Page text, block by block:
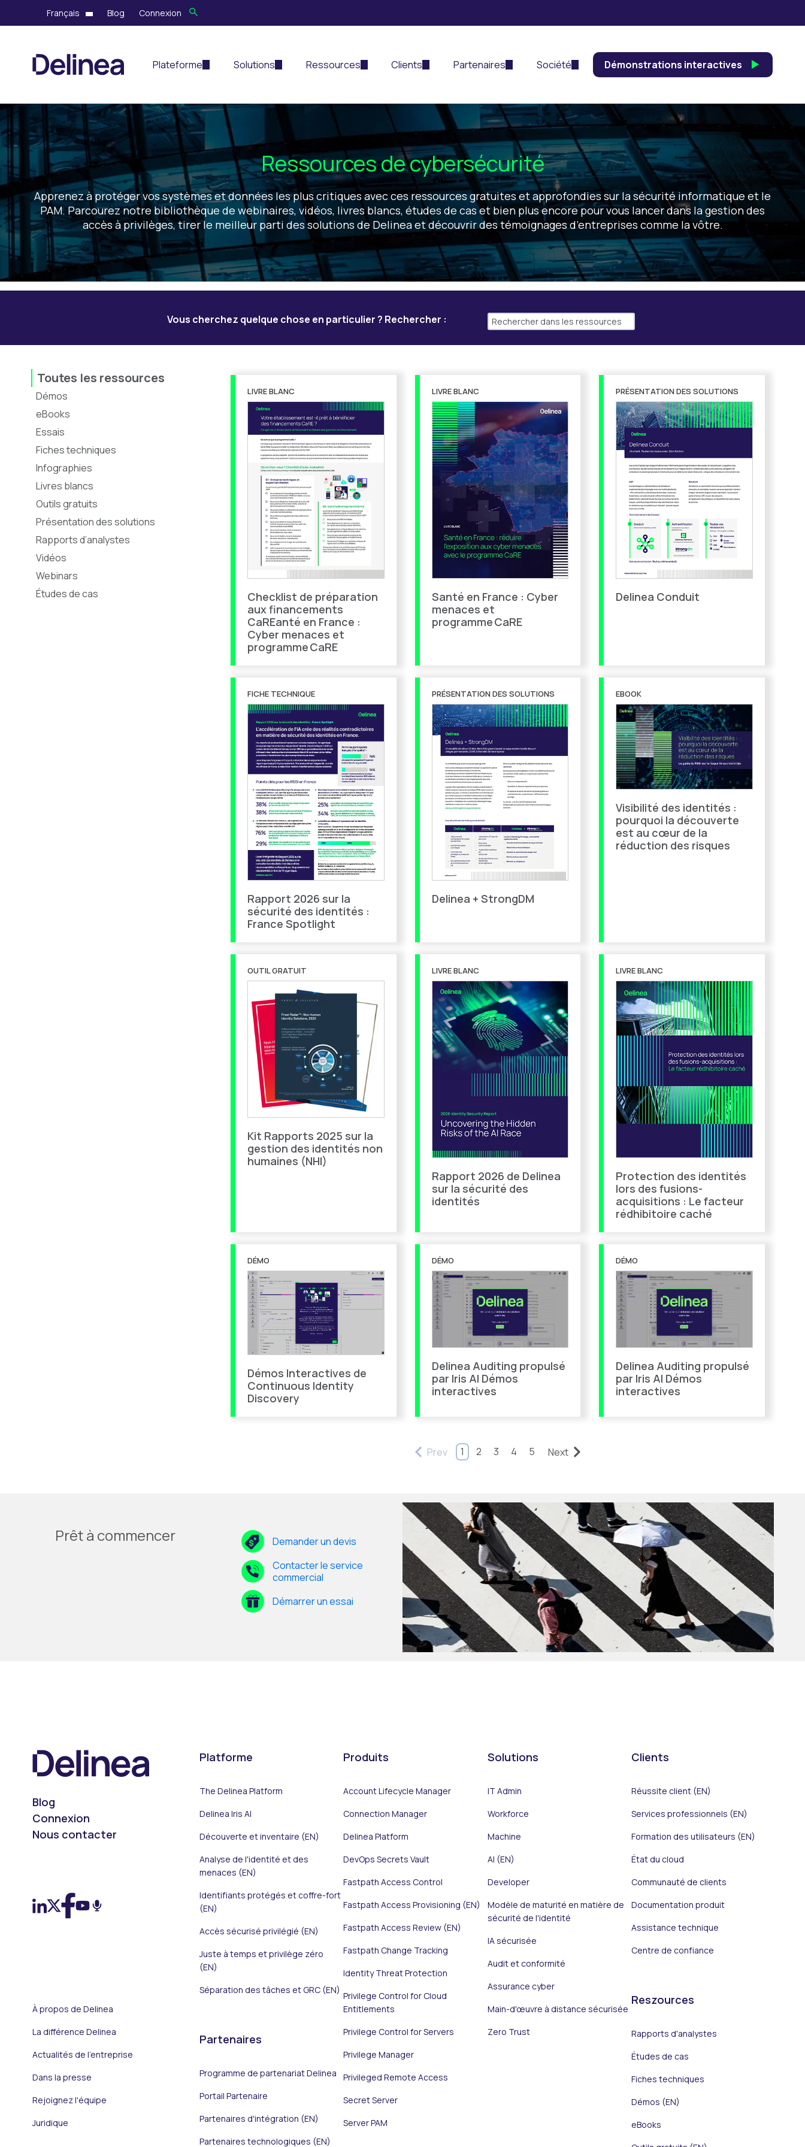
Français Blog Connexion
Plateforme Solutions Ressources Clients Partenaires Société Démonstrations interactives
Ressources de cybersécurité
Apprenez à protéger vos systèmes et données les plus critiques avec ces ressources gratuites et approfondies sur la sécurité informatique et le
PAM. Parcourez notre bibliothèque de webinaires, vidéos, livres blancs, études de cas et bien plus encore pour vous lancer dans la gestion des
accès à privilèges, tirer le meilleur parti des solutions de Delinea et découvrir des témoignages d’entreprises comme la vôtre.
Vous cherchez quelque chose en particulier ? Rechercher :
Toutes les ressources
Démos
eBooks
Essais
Fiches techniques
Infographies
Livres blancs
Outils gratuits
Présentation des solutions
Rapports d’analystes
Vidéos
Webinars
Études de cas
LIVRE BLANC
Checklist de préparation
aux financements
CaREanté en France :
Cyber menaces et
programme CaRE
LIVRE BLANC
Santé en France : Cyber
menaces et
programme CaRE
PRÉSENTATION DES SOLUTIONS
Delinea Conduit
FICHE TECHNIQUE
Rapport 2026 sur la
sécurité des identités :
France Spotlight
PRÉSENTATION DES SOLUTIONS
Delinea + StrongDM
EBOOK
Visibilité des identités :
pourquoi la découverte
est au cœur de la
réduction des risques
OUTIL GRATUIT
Kit Rapports 2025 sur la
gestion des identités non
humaines (NHI)
LIVRE BLANC
Rapport 2026 de Delinea
sur la sécurité des
identités
LIVRE BLANC
Protection des identités
lors des fusions-
acquisitions : Le facteur
rédhibitoire caché
DÉMO
Démos Interactives de
Continuous Identity
Discovery
DÉMO
Delinea Auditing propulsé
par Iris AI Démos
interactives
DÉMO
Delinea Auditing propulsé
par Iris AI Démos
interactives
Prev 1 2 3 4 5 Next
Prêt à commencer
Demander un devis
Contacter le service
commercial
Démarrer un essai
Blog
Connexion
Nous contacter
À propos de Delinea
La différence Delinea
Actualités de l'entreprise
Dans la presse
Rejoignez l'équipe
Juridique
Platforme
The Delinea Platform
Delinea Iris AI
Découverte et inventaire (EN)
Analyse de l'identité et des
menaces (EN)
Identifiants protégés et coffre-fort
(EN)
Accès sécurisé privilégié (EN)
Juste à temps et privilège zéro
(EN)
Séparation des tâches et GRC (EN)
Partenaires
Programme de partenariat Delinea
Portail Partenaire
Partenaires d'intégration (EN)
Partenaires technologiques (EN)
Produits
Account Lifecycle Manager
Connection Manager
Delinea Platform
DevOps Secrets Vault
Fastpath Access Control
Fastpath Access Provisioning (EN)
Fastpath Access Review (EN)
Fastpath Change Tracking
Identity Threat Protection
Privilege Control for Cloud
Entitlements
Privilege Control for Servers
Privilege Manager
Privileged Remote Access
Secret Server
Server PAM
Solutions
IT Admin
Workforce
Machine
AI (EN)
Developer
Modèle de maturité en matière de
sécurité de l'identité
IA sécurisée
Audit et conformité
Assurance cyber
Main-d'œuvre à distance sécurisée
Zero Trust
Clients
Réussite client (EN)
Services professionnels (EN)
Formation des utilisateurs (EN)
État du cloud
Communauté de clients
Documentation produit
Assistance technique
Centre de confiance
Reszources
Rapports d'analystes
Études de cas
Fiches techniques
Démos (EN)
eBooks